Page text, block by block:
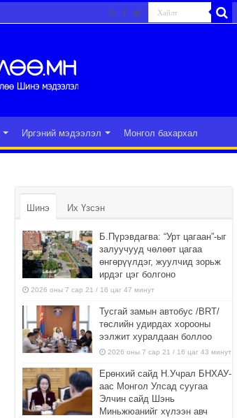
Иргэний мэдээлэл Монгол бахархал
Шинэ Их Үзсэн
Б.Пүрэвдагва: “Урт цагаан”-ыг
залуучууд чөлөөт цагаа
өнгөрүүлдэг, жуулчид зорьж
ирдэг цэг болгоно
2026 оны 7 сар 21 / 16 цаг 47 минут
Тусгай замын автобус /BRT/
төслийн удирдах хорооны
ээлжит хуралдаан боллоо
2026 оны 7 сар 21 / 16 цаг 43 минут
Ерөнхий сайд Н.Учрал БНХАУ-
аас Монгол Улсад суугаа
Элчин сайд Шэнь
Миньжюанийг хүлээн авч